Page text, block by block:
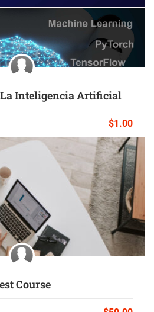
Inteligencia Artificial
$1.00
Course